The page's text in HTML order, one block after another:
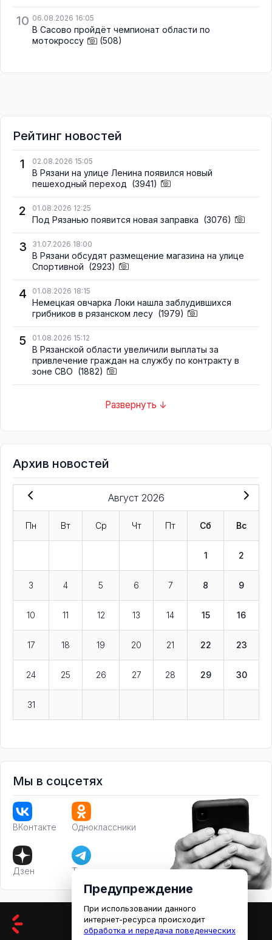
10 06.08.2026 16:05
В Сасово пройдёт чемпионат области по
мотокроссу
(508)
Рейтинг новостей
1
02.08.2026 15:05
В Рязани на улице Ленина появился новый
пешеходный переход (3941)
2 01.08.2026 12:25
Под Рязанью появится новая заправка (3076)
3 31.07.2026 18:00
В Рязани обсудят размещение магазина на улице
Спортивной (2923)
4 01.08.2026 18:15
Немецкая овчарка Локи нашла заблудившихся
грибников в рязанском лесу (1979)
5 01.08.2026 15:12
В Рязанской области увеличили выплаты за
привлечение граждан на службу по контракту в
зоне СВО (1882)
Развернуть ↓
Архив новостей
Август 2026
Пн Вт Ср Чт Пт Сб Вс
1 2
3 4 5 6 7 8 9
10 11 12 13 14 15 16
17 18 19 20 21 22 23
24 25 26 27 28 29 30
31
Мы в соцсетях
ВКонтакте Одноклассники
Дзен Телеграм
Предупреждение
При использовании данного
интернет-ресурса происходит
обработка и передача поведенческих